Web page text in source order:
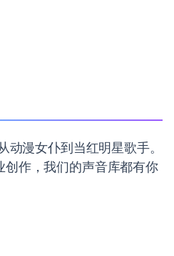
漫女仆到当红明星歌手。
创作，我们的声音库都有你